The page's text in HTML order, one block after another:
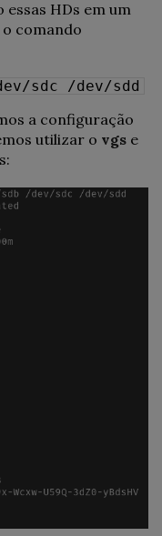
HDs em um
comando
sdc /dev/sdd
a configuração
utilizar o vgs e